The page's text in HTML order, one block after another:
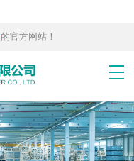
的官方网站！